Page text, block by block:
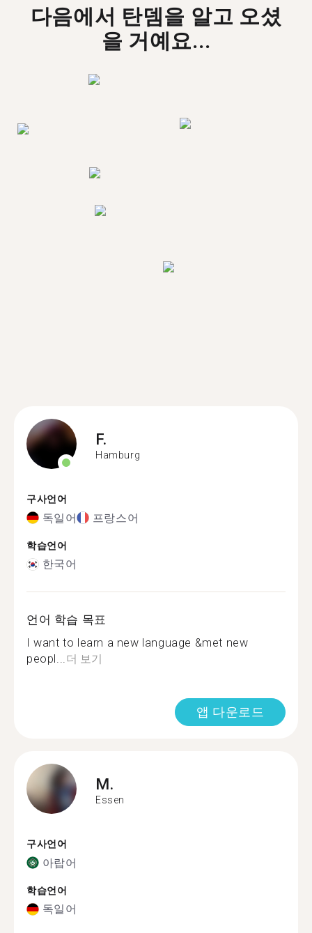
다음에서 탄뎀을 알고 오셨
을 거예요...
F.
Hamburg
구사언어
독일어 프랑스어
학습언어
한국어
언어 학습 목표
I want to learn a new language &met new
peopl...더 보기
앱 다운로드
M.
Essen
구사언어
아랍어
학습언어
독일어